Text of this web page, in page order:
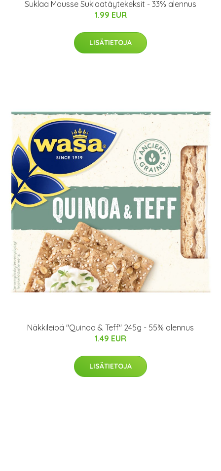
Suklaa Mousse Suklaatäytekeksit - 33% alennus
1.99 EUR
LISÄTIETOJA
Näkkileipä "Quinoa & Teff" 245g - 55% alennus
1.49 EUR
LISÄTIETOJA